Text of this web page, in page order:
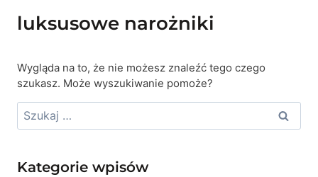
luksusowe narożniki
Wygląda na to, że nie możesz znaleźć tego czego
szukasz. Może wyszukiwanie pomoże?
Szukaj:
Kategorie wpisów